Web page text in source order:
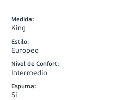
Medida:
King
Estilo:
Europeo
Nivel de Confort:
Intermedio
Espuma:
Si